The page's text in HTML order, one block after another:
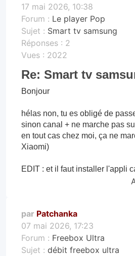
17 mai 2026, 10:38
Forum : Le player Pop
Sujet : Smart tv samsung
Réponses : 2
Vues : 2022
Re: Smart tv
Bonjour
hélas non, tu es obligé de
sinon canal + ne marche pas
en tout cas chez moi, ça ne
Xiaomi)
EDIT : et il faut installer l'appli
par Patchanka
07 mai 2026, 17:23
Forum : Freebox Ultra
Sujet : débit freebox ultra